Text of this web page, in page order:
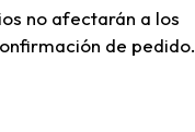
no afectarán a los
de pedido.